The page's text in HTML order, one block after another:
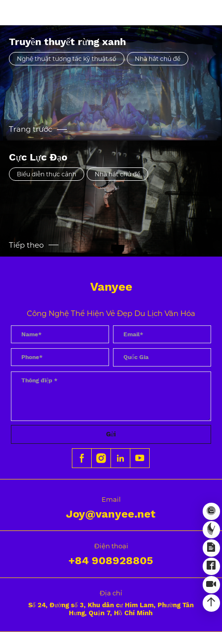
Truyền thuyết rừng xanh
Nghệ thuật tương tác kỹ thuật số Nhà hát chủ đề
Trang trước
Cực Lực Đạo
Biểu diễn thực cảnh Nhà hát chủ đề
Tiếp theo
Vanyee
Công Nghệ Thể Hiện Vẻ Đẹp Du Lịch Văn Hóa
Gửi
Email
Joy@vanyee.net
Điện thoại
+84 908928805
Địa chỉ
Số 24, Đường số 3, Khu dân cư Him Lam, Phường Tân
Hưng, Quận 7, Hồ Chí Minh